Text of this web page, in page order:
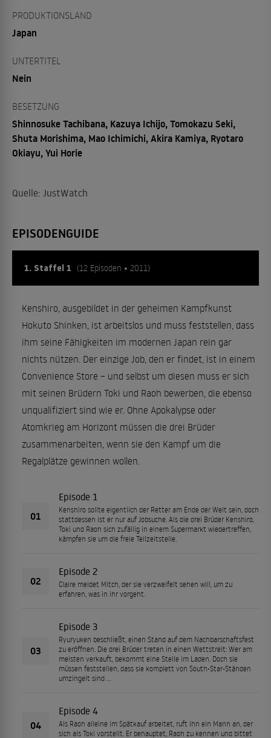
PRODUKTIONSLAND
Japan
UNTERTITEL
Nein
BESETZUNG
Shinnosuke Tachibana, Kazuya Ichijo, Tomokazu Seki,
Shuta Morishima, Mao Ichimichi, Akira Kamiya, Ryotaro
Okiayu, Yui Horie
Quelle: JustWatch
EPISODENGUIDE
1. Staffel 1 (12 Episoden • 2011)
Kenshiro, ausgebildet in der geheimen Kampfkunst
Hokuto Shinken, ist arbeitslos und muss feststellen, dass
ihm seine Fähigkeiten im modernen Japan rein gar
nichts nützen. Der einzige Job, den er findet, ist in einem
Convenience Store – und selbst um diesen muss er sich
mit seinen Brüdern Toki und Raoh bewerben, die ebenso
unqualifiziert sind wie er. Ohne Apokalypse oder
Atomkrieg am Horizont müssen die drei Brüder
zusammenarbeiten, wenn sie den Kampf um die
Regalplätze gewinnen wollen.
01
Episode 1
Kenshiro sollte eigentlich der Retter am Ende der Welt sein, doch
stattdessen ist er nur auf Jobsuche. Als die drei Brüder Kenshiro,
Toki und Raoh sich zufällig in einem Supermarkt wiedertreffen,
kämpfen sie um die freie Teilzeitstelle.
02
Episode 2
Claire meidet Mitch, der sie verzweifelt sehen will, um zu
erfahren, was in ihr vorgeht.
03
Episode 3
Ryuryuken beschließt, einen Stand auf dem Nachbarschaftsfest
zu eröffnen. Die drei Brüder treten in einen Wettstreit: Wer am
meisten verkauft, bekommt eine Stelle im Laden. Doch sie
müssen feststellen, dass sie komplett von South-Star-Ständen
umzingelt sind ...
04
Episode 4
Als Raoh alleine im Spätkauf arbeitet, ruft ihn ein Mann an, der
sich als Toki vorstellt. Er behauptet, Raoh zu kennen und bittet